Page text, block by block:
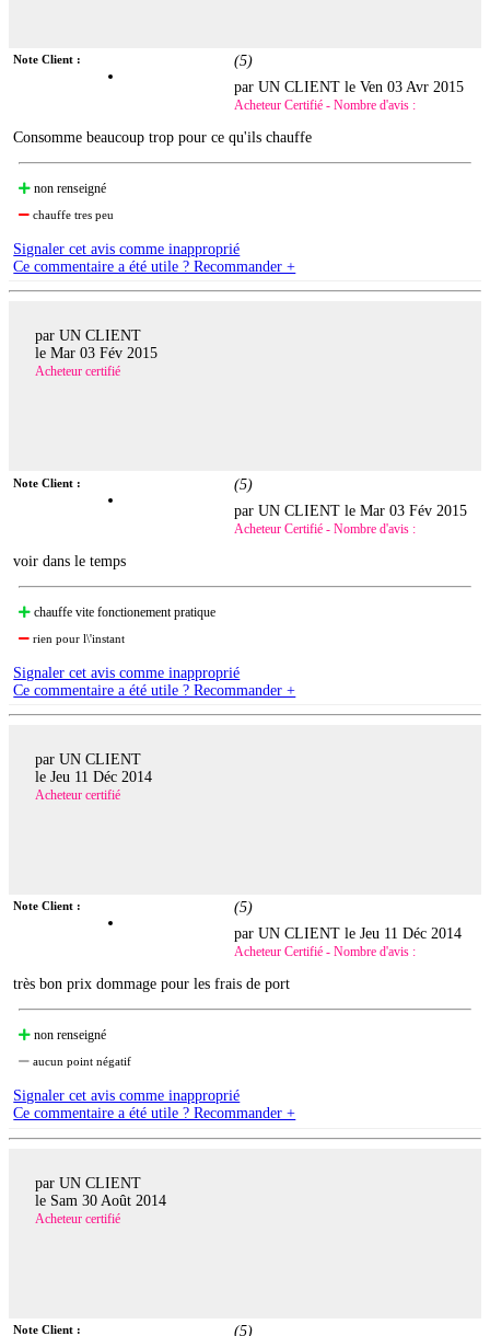
Note Client : (5)
par UN CLIENT leVen 03 Avr 2015
Acheteur Certifié - Nombre d'avis :
Consomme beaucoup trop pour ce qu'ils chauffe
non renseigné
chauffe tres peu
Signaler cet avis comme inapproprié
Ce commentaire a été utile ? Recommander +
par UN CLIENT
le Mar 03 Fév 2015
Acheteur certifié
Note Client : (5)
par UN CLIENT leMar 03 Fév 2015
Acheteur Certifié - Nombre d'avis :
voir dans le temps
chauffe vite fonctionement pratique
rien pour l\'instant
Signaler cet avis comme inapproprié
Ce commentaire a été utile ? Recommander +
par UN CLIENT
le Jeu 11 Déc 2014
Acheteur certifié
Note Client : (5)
par UN CLIENT leJeu 11 Déc 2014
Acheteur Certifié - Nombre d'avis :
très bon prix dommage pour les frais de port
non renseigné
aucun point négatif
Signaler cet avis comme inapproprié
Ce commentaire a été utile ? Recommander +
par UN CLIENT
le Sam 30 Août 2014
Acheteur certifié
Note Client : (5)